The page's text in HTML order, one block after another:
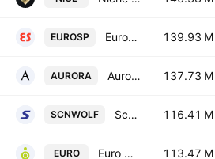
EUROSP Eurospan Holdings Bhd. 139.93 M
AURORA Aurora Italia International Bhd. 137.73 M
SCNWOLF Scanwolf Corp. Bhd. 116.41 M
EURO Euro Holdings Bhd. 113.47 M